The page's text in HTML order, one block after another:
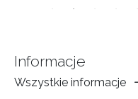
Informacje
Wszystkie informacje
Muzeum